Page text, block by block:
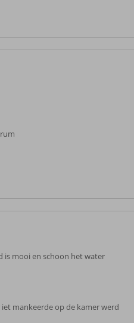
is mooi en schoon het water
mankeerde op de kamer werd